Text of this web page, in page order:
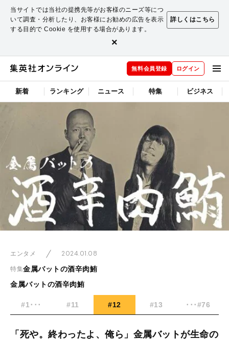
当サイトでは当社の提携先等がお客様のニーズ等につ
いて調査・分析したり、お客様にお勧めの広告を表示
する目的で Cookie を使用する場合があります。
詳しくはこちら
×
無料会員登録 ログイン
新着 ランキング ニュース 特集 ビジネス
エンタメ 2024.01.08
特集金属バットの酒辛肉鮪
金属バットの酒辛肉鮪
#1･･･ #11 #12 #13 ･･･#76
「死や。終わったよ、俺ら」金属バットが生命の